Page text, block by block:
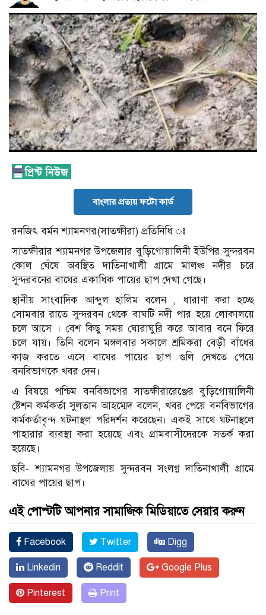
বাংলার প্রত্যয় ফটো কার্ড
রনজিৎ বর্মন শ্যামনগর(সাতক্ষীরা) প্রতিনিধি ঃ
সাতক্ষীরার শ্যামনগর উপজেলার বুড়িগোয়ালিনী ইউপির সুন্দরবন
কোল ঘেঁষে অবস্থিত দাতিনাখালী গ্রামে মালঞ্চ নদীর চরে
সুন্দরবনের বাঘের একাধিক পায়ের ছাপ দেখা গেছে।
স্থানীয় সাংবাদিক আব্দুল হালিম বলেন , ধারাণা করা হচ্ছে
সোমবার রাতে সুন্দরবন থেকে বাঘটি নদী পার হয়ে লোকালয়ে
চলে আসে । বেশ কিছু সময় ঘোরাঘুরি করে আবার বনে ফিরে
চলে যায়। তিনি বলেন মঙ্গলবার সকালে শ্রমিকরা বেড়ী বাঁধের
কাজ করতে এসে বাঘের পায়ের ছাপ গুলি দেখতে পেয়ে
বনবিভাগকে খবর দেন।
এ বিষয়ে পশ্চিম বনবিভাগের সাতক্ষীরারেঞ্জের বুড়িগোয়ালিনী
ষ্টেশন কর্মকর্তা সুলতান আহম্মেদ বলেন, খবর পেয়ে বনবিভাগের
কর্মকর্তাবৃন্দ ঘটনাস্থল পরিদর্শন করেছেন। একই সাথে ঘটনাস্থলে
পাহারার ব্যবস্থা করা হয়েছে এবং গ্রামবাসীদেরকে সতর্ক করা
হয়েছে।
ছবি- শ্যামনগর উপজেলায় সুন্দরবন সংলগ্ন দাতিনাখালী গ্রামে
বাঘের পায়ের ছাপ।
এই পোস্টটি আপনার সামাজিক মিডিয়াতে সেয়ার করুন
Facebook Twitter Digg
Linkedin Reddit Google Plus
Pinterest Print